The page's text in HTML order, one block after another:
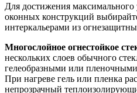
Для достижения максимального
оконных конструкций
интеркальерами из
Многослойное огнестойкое
нескольких слоев обычного
гелеобразными или
При нагреве гель или пленка
непрозрачный